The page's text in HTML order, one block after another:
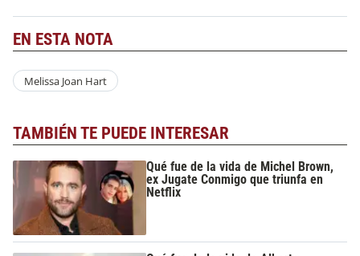
EN ESTA NOTA
Melissa Joan Hart
TAMBIÉN TE PUEDE INTERESAR
Qué fue de la vida de Michel Brown,
ex Jugate Conmigo que triunfa en
Netflix